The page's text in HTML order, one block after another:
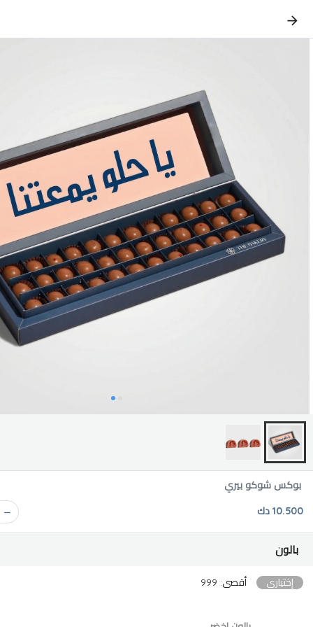
بوكس شوكو بيري
10.500 دك
بالون
إختياري أقصى: 999